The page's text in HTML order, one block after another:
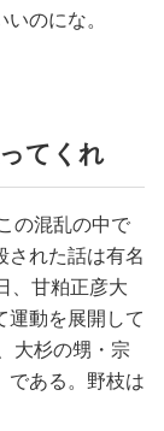
のにな。
てくれ
の混乱の中で
された話は有名
、甘粕正彦大
運動を展開して
大杉の甥・宗
である。野枝は